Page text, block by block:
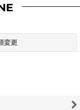
変更